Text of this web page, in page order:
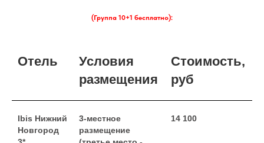
(Группа 10+1 бесплатно):
Отель
Условия
размещения
Стоимость,
руб
Ibis Нижний
Новгород
3-местное
размещение
14 100